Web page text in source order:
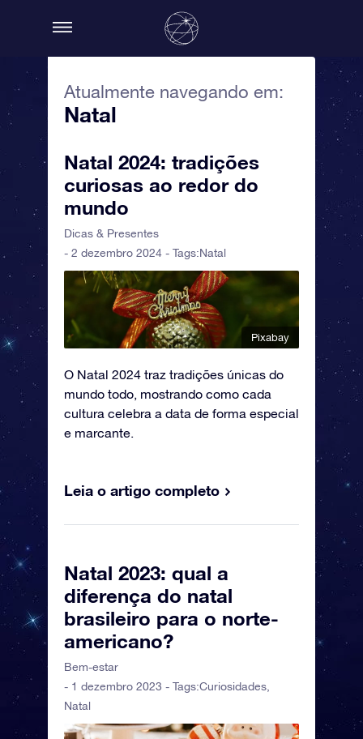
Atualmente navegando em:
Natal
Natal 2024: tradições
curiosas ao redor do
mundo
Dicas & Presentes
- 2 dezembro 2024 - Tags:Natal
Pixabay
O Natal 2024 traz tradições únicas do
mundo todo, mostrando como cada
cultura celebra a data de forma especial
e marcante.
Leia o artigo completo
Natal 2023: qual a
diferença do natal
brasileiro para o norte-
americano?
Bem-estar
- 1 dezembro 2023 - Tags:Curiosidades
Natal